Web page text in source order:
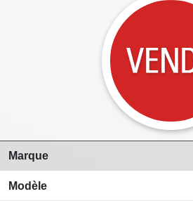
Marque
Modèle